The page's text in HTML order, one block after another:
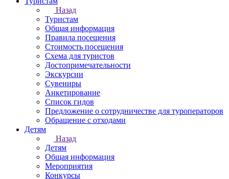
Назад
Туристам
Общая информация
Правила посещения
Стоимость посещения
Схема для туристов
Достопримечательности
Экскурсии
Сувениры
Анкетирование
Список гидов
Предложение о сотрудничестве для туроператоров
Обращение с отходами
Детям
Назад
Детям
Общая информация
Мероприятия
Конкурсы